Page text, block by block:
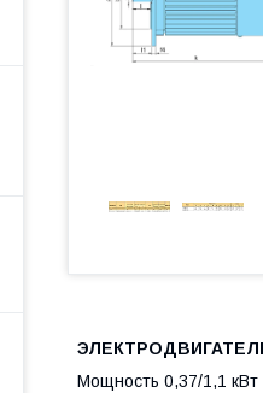
Мощность 0,37/1,1 кВт